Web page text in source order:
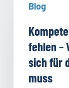
erkennen,
fehlen
Blog
fehlen –
sich für
muss